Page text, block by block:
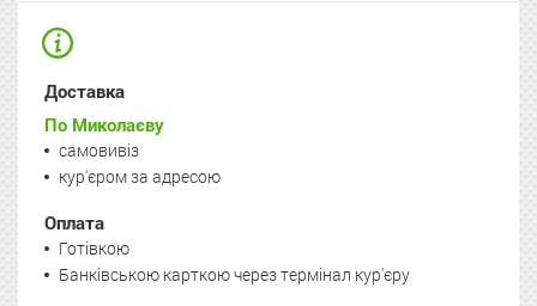
Доставка
По Миколаєву
самовивіз
кур'єром за адресою
Оплата
Готівкою
Банківською карткою через термінал кур'єру